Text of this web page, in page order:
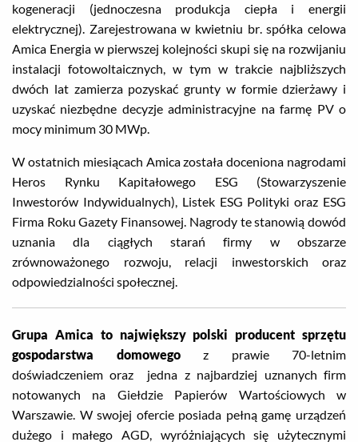
kogeneracji (jednoczesna produkcja ciepła i energii
elektrycznej). Zarejestrowana w kwietniu br. spółka celowa
Amica Energia w pierwszej kolejności skupi się na rozwijaniu
instalacji fotowoltaicznych, w tym w trakcie najbliższych
dwóch lat zamierza pozyskać grunty w formie dzierżawy i
uzyskać niezbędne decyzje administracyjne na farmę PV o
mocy minimum 30 MWp.
W ostatnich miesiącach Amica została doceniona nagrodami
Heros Rynku Kapitałowego ESG (Stowarzyszenie
Inwestorów Indywidualnych), Listek ESG Polityki oraz ESG
Firma Roku Gazety Finansowej. Nagrody te stanowią dowód
uznania dla ciągłych starań firmy w obszarze
zrównoważonego rozwoju, relacji inwestorskich oraz
odpowiedzialności społecznej.
Grupa Amica to największy polski producent sprzętu
gospodarstwa domowegoz prawie 70-letnim
doświadczeniem oraz
jedna z najbardziej uznanych firm
notowanych na Giełdzie Papierów Wartościowych w
Warszawie. W swojej ofercie posiada pełną gamę urządzeń
dużego i małego AGD, wyróżniających się użytecznymi